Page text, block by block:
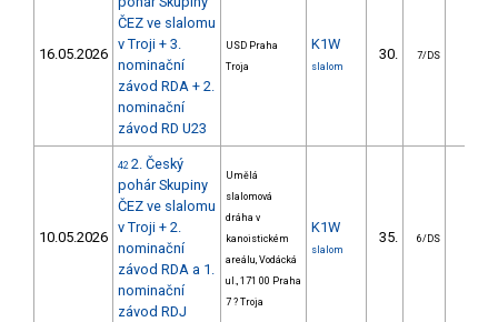
16.05.2026
ČEZ ve slalomu
v Troji + 3.
nominační
závod RDA + 2.
nominační
závod RD U23
USD Praha
Troja
K1W
slalom
30. 7/DS
10.05.2026
42 2. Český
pohár Skupiny
ČEZ ve slalomu
v Troji + 2.
nominační
závod RDA a 1.
nominační
závod RDJ
Umělá
slalomová
dráha v
kanoistickém
areálu, Vodácká
ul., 171 00 Praha
7 ? Troja
K1W
slalom
35. 6/DS